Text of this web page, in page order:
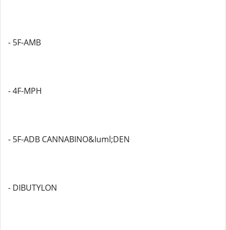
- 5F-AMB
- 4F-MPH
- 5F-ADB CANNABINO&Iuml;DEN
- DIBUTYLON